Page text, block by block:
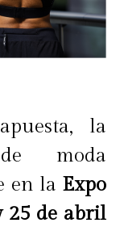
la
moda
en la Expo
de abril